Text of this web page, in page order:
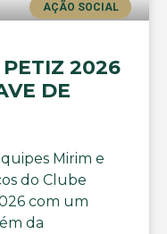
AÇÃO SOCIAL
2026
DE
Mirim e
do Clube
com um
da